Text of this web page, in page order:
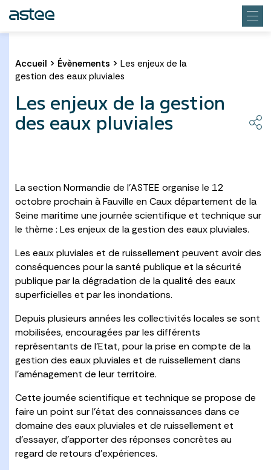
Accueil > Évènements > Les enjeux de la
gestion des eaux pluviales
Les enjeux de la gestion
des eaux pluviales
La section Normandie de l’ASTEE organise le 12
octobre prochain à Fauville en Caux département de la
Seine maritime une journée scientifique et technique sur
le thème : Les enjeux de la gestion des eaux pluviales.
Les eaux pluviales et de ruissellement peuvent avoir des
conséquences pour la santé publique et la sécurité
publique par la dégradation de la qualité des eaux
superficielles et par les inondations.
Depuis plusieurs années les collectivités locales se sont
mobilisées, encouragées par les différents
représentants de l’Etat, pour la prise en compte de la
gestion des eaux pluviales et de ruissellement dans
l’aménagement de leur territoire.
Cette journée scientifique et technique se propose de
faire un point sur l’état des connaissances dans ce
domaine des eaux pluviales et de ruissellement et
d’essayer, d’apporter des réponses concrètes au
regard de retours d’expériences.